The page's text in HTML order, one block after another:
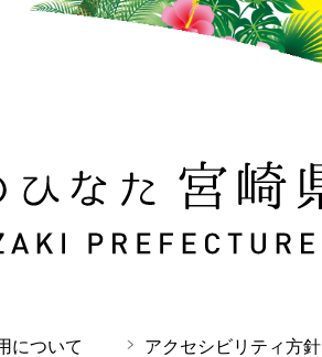
崎県 MIYAZAKI PREFECTURE
について アクセシビリティ方針